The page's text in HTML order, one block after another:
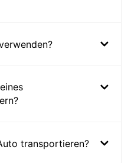
transportieren?